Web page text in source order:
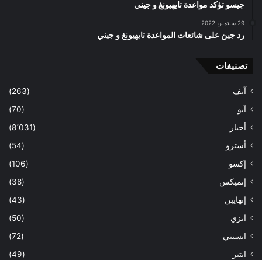
جيسو تؤكد مواعدة تايهيونغ و جيني
29 سبتمبر، 2022
رد جين على شائعات المواعدة تايهيونغ و جيني
تصنيفات
آيف
(263)
آيو
(70)
أخبار
(8٬031)
أسترو
(54)
إكسو
(106)
إنميكس
(38)
إنهايبن
(43)
اتزي
(50)
انسيتي
(72)
ايتيز
(49)